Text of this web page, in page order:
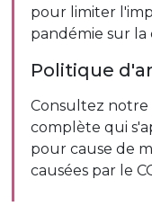
pour limiter
pandémie sur
Politique
Consultez
complète qui
pour cause de
causées par le